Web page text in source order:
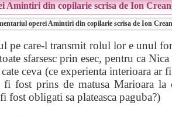
Amintiri din copilarie scrisa de Ion
operei Amintiri din copilarie scrisa de Ion
pe care-l transmit rolul lor e unul
sfarsesc prin esec, pentru ca Nica
ceva (ce experienta interioara ar
fi fost prins de matusa Marioara la
fost obligati sa plateasca paguba?)